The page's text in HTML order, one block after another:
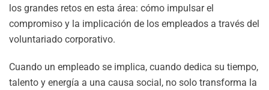
los grandes retos en esta área: cómo impulsar el
compromiso y la implicación de los empleados a través del
voluntariado corporativo.
Cuando un empleado se implica, cuando dedica su tiempo,
talento y energía a una causa social, no solo transforma la